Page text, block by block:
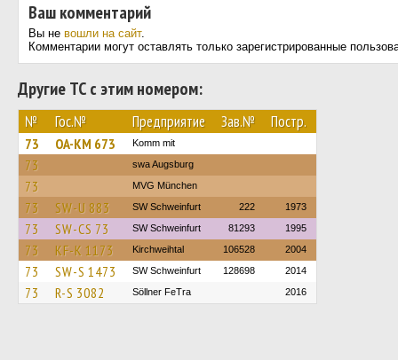
Ваш комментарий
Вы не вошли на сайт.
Комментарии могут оставлять только зарегистрированные
Другие ТС с этим номером:
№ Гос.№ Предприятие Зав.№ Постр.
73 OA-KM 673 Komm mit
73 swa Augsburg
73 MVG München
73 SW-U 883 SW Schweinfurt 222 1973
73 SW-CS 73 SW Schweinfurt 81293 1995
73 KF-K 1173 Kirchweihtal 106528 2004
73 SW-S 1473 SW Schweinfurt 128698 2014
73 R-S 3082 Söllner FeTra 2016